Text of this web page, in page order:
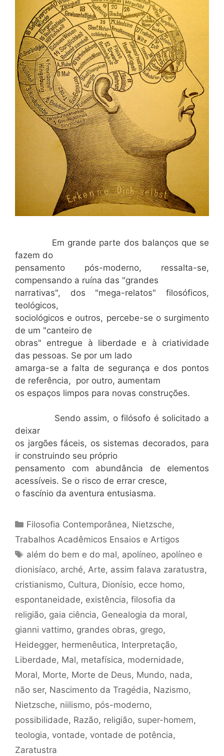
Em grande parte dos balanços que se
fazem do
pensamento pós-moderno, ressalta-se,
compensando a ruína das "grandes
narrativas", dos "mega-relatos" filosóficos,
teológicos,
sociológicos e outros, percebe-se o surgimento
de um "canteiro de
obras" entregue à liberdade e à criatividade
das pessoas. Se por um lado
amarga-se a falta de segurança e dos pontos
de referência, por outro, aumentam
os espaços limpos para novas construções.
Sendo assim, o filósofo é solicitado a
deixar
os jargões fáceis, os sistemas decorados, para
ir construindo seu próprio
pensamento com abundância de elementos
acessíveis. Se o risco de errar cresce,
o fascínio da aventura entusiasma.
Categorias
Filosofia Contemporânea, Nietzsche,
Trabalhos Acadêmicos Ensaios e Artigos
Tags
além do bem e do mal, apolíneo, apolíneo e
dionisíaco, arché, Arte, assim falava zaratustra,
cristianismo, Cultura, Dionísio, ecce homo,
espontaneidade, existência, filosofia da
religião, gaia ciência, Genealogia da moral,
gianni vattimo, grandes obras, grego,
Heidegger, hermenêutica, Interpretação,
Liberdade, Mal, metafísica, modernidade,
Moral, Morte, Morte de Deus, Mundo, nada,
não ser, Nascimento da Tragédia, Nazismo,
Nietzsche, niilismo, pós-moderno,
possibilidade, Razão, religião, super-homem,
teologia, vontade, vontade de potência,
Zaratustra